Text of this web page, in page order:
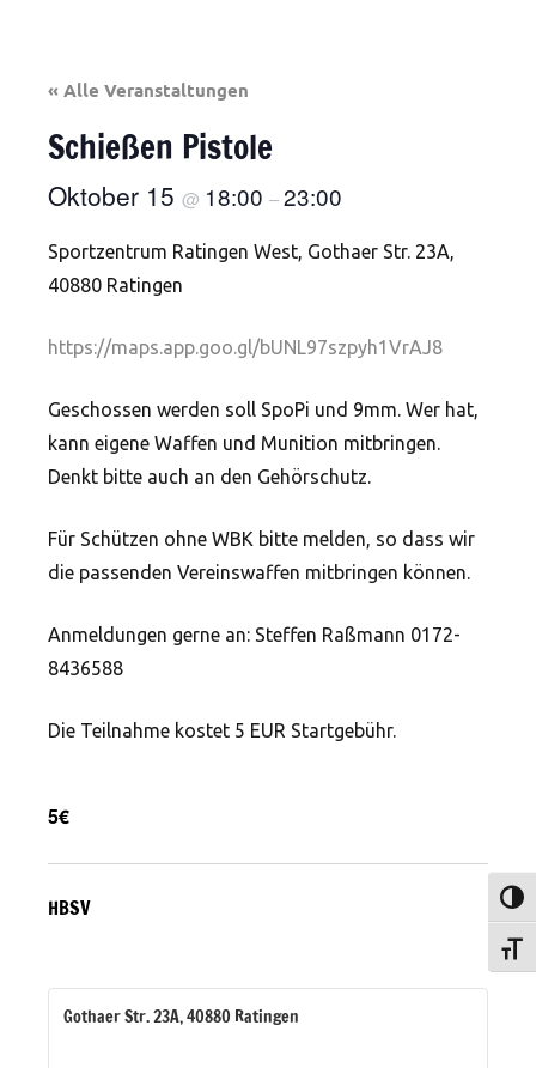
« Alle Veranstaltungen
Schießen Pistole
Oktober 15 @ 18:00 –23:00
Sportzentrum Ratingen West, Gothaer Str. 23A,
40880 Ratingen
https://maps.app.goo.gl/bUNL97szpyh1VrAJ8
Geschossen werden soll SpoPi und 9mm. Wer hat,
kann eigene Waffen und Munition mitbringen.
Denkt bitte auch an den Gehörschutz.
Für Schützen ohne WBK bitte melden, so dass wir
die passenden Vereinswaffen mitbringen können.
Anmeldungen gerne an: Steffen Raßmann 0172-
8436588
Die Teilnahme kostet 5 EUR Startgebühr.
5€
HBSV
Gothaer Str. 23A, 40880 Ratingen